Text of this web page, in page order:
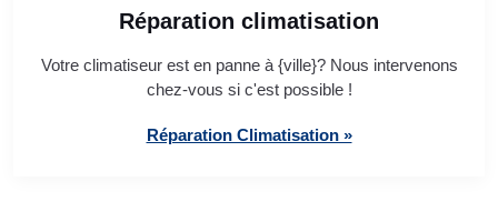
Réparation climatisation
Votre climatiseur est en panne à {ville}? Nous intervenons
chez-vous si c'est possible !
Réparation Climatisation »